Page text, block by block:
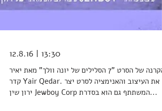
12.8.16 | 13:30
הקרנה של הסרט "7 הסלילים של יונה וולך" מאת יאיר